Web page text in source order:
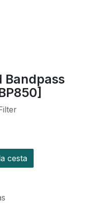
Bandpass
cesta